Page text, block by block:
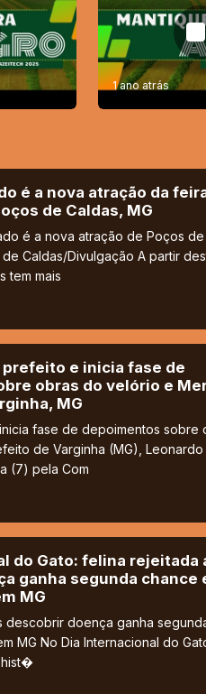
1 ano atrás
é a nova atração da
de Caldas, MG
é a nova atração de Poços de
Caldas/Divulgação A partir
tem mais
e inicia fase de
obras do velório e
MG
fase de depoimentos sobre
de Varginha (MG),
(7) pela Com
do Gato: felina rejeitada
ganha segunda chance
MG
descobrir doença ganha
MG No Dia Internacional do
hist�